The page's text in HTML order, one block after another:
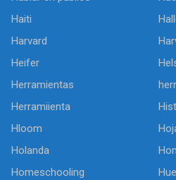
Haiti
Harvard
Heifer
Herramientas
Herramiienta
Hloom
Holanda
Homeschooling